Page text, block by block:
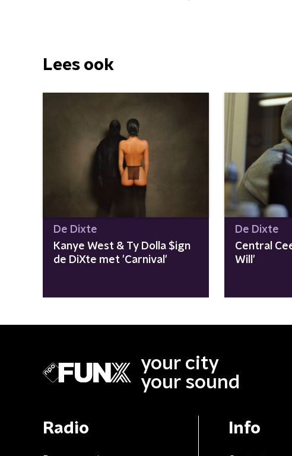
Lees ook
De Dixte
Kanye West & Ty Dolla $ign
de DiXte met 'Carnival'
De Dixte
Central
Will'
your city
your sound
Radio Info